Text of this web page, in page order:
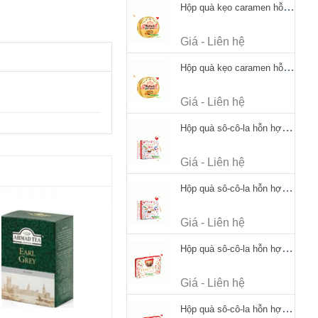
Hộp quà kẹo caramen hỗn hợp Werther's Original Caramel Candy 170g
Giá - Liên hệ
Hộp quà kẹo caramen hỗn hợp Werther's Original Caramel Candy 170g
Giá - Liên hệ
Hộp quà sô-cô-la hỗn hợp Merci Petits Chocolate Collection 125g thiếc
Giá - Liên hệ
Hộp quà sô-cô-la hỗn hợp Merci Petits Chocolate Collection 125g thiếc
Giá - Liên hệ
Hộp quà sô-cô-la hỗn hợp Merci Finest Selection 250g thiếc
Giá - Liên hệ
Hộp quà sô-cô-la hỗn hợp Merci Finest Selection 250g thiếc